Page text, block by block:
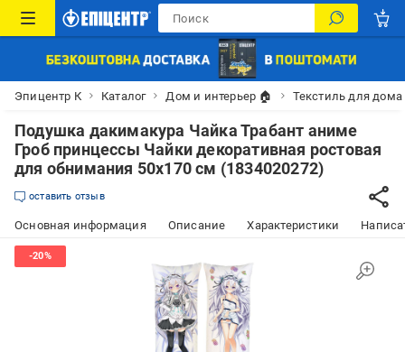
Эпицентр К Каталог Дом и интерьер 🏠 Текстиль для дома
Подушка дакимакура Чайка Трабант аниме
Гроб принцессы Чайки декоративная ростовая
для обнимания 50x170 см (1834020272)
оставить отзыв
Основная информация Описание Характеристики